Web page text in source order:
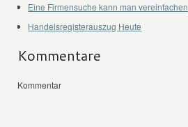
Eine Firmensuche kann man vereinfachen
Handelsregisterauszug Heute
Kommentare
Kommentar